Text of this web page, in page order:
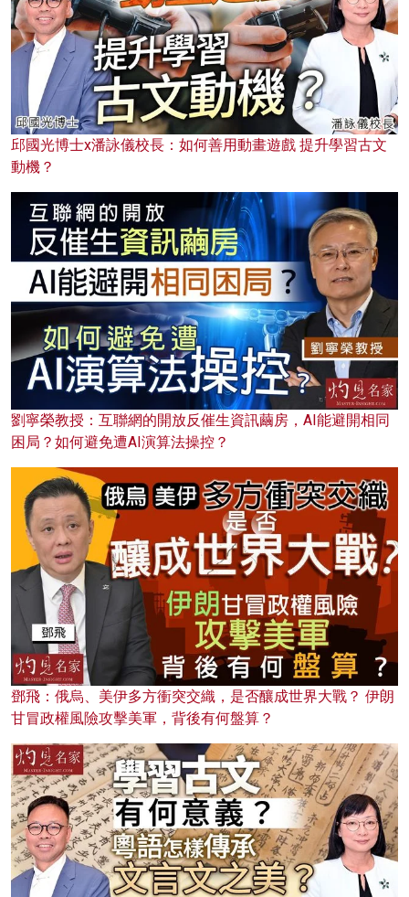
邱國光博士x潘詠儀校長：如何善用動畫遊戲 提升學習古文
動機？
劉寧榮教授：互聯網的開放反催生資訊繭房，AI能避開相同
困局？如何避免遭AI演算法操控？
鄧飛：俄烏、美伊多方衝突交織，是否釀成世界大戰？ 伊朗
甘冒政權風險攻擊美軍，背後有何盤算？